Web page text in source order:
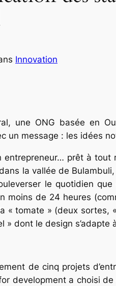
Innovation
une ONG basée en
message : les idées
prêt à
la vallée de
le quotidien
de 24 heures
« tomate » (deux
dont le design s’adapte
de cinq projets
development a choisi